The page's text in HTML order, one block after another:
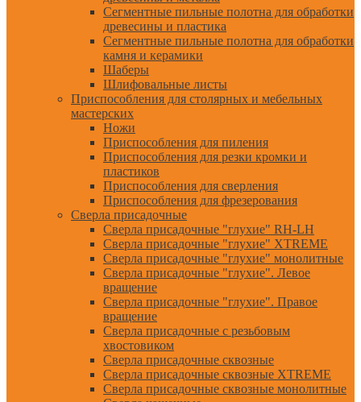
Сегментные пильные полотна для обработки
древесины и пластика
Сегментные пильные полотна для обработки
камня и керамики
Шаберы
Шлифовальные листы
Приспособления для столярных и мебельных
мастерских
Ножи
Приспособления для пиления
Приспособления для резки кромки и
пластиков
Приспособления для сверления
Приспособления для фрезерования
Сверла присадочные
Сверла присадочные "глухие" RH-LH
Сверла присадочные "глухие" XTREME
Сверла присадочные "глухие" монолитные
Сверла присадочные "глухие". Левое
вращение
Сверла присадочные "глухие". Правое
вращение
Сверла присадочные с резьбовым
хвостовиком
Сверла присадочные сквозные
Сверла присадочные сквозные XTREME
Сверла присадочные сквозные монолитные